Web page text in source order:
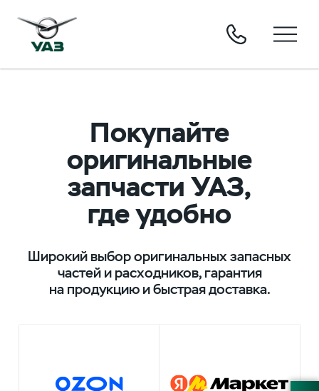
Покупайте
оригинальные
запчасти УАЗ,
где удобно
Широкий выбор оригинальных запасных
частей и расходников, гарантия
на продукцию и быстрая доставка.